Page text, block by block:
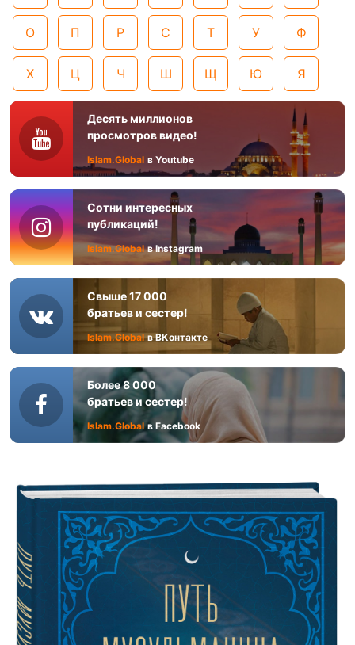
О П Р С Т У Ф
Х Ц Ч Ш Щ Ю Я
Десять миллионов
просмотров видео!
Islam.Global в Youtube
Сотни интересных
публикаций!
Islam.Global в Instagram
Свыше 17 000
братьев и сестер!
Islam.Global в ВКонтакте
Более 8 000
братьев и сестер!
Islam.Global в Facebook